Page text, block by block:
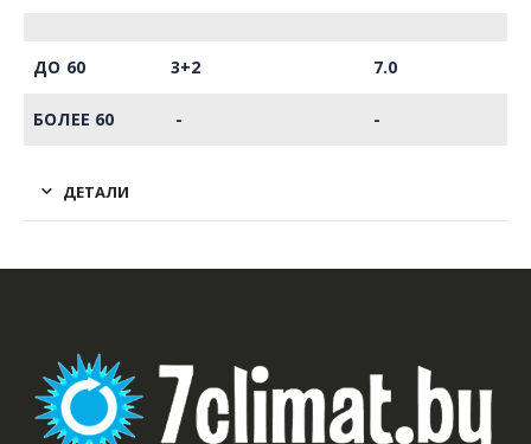
ДО 60 3+2 7.0
БОЛЕЕ 60 - -
ДЕТАЛИ